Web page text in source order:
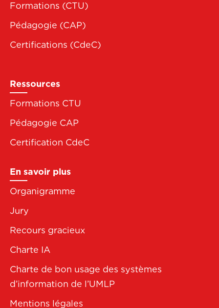
Formations (CTU)
Pédagogie (CAP)
Certifications (CdeC)
Ressources
Formations CTU
Pédagogie CAP
Certification CdeC
En savoir plus
Organigramme
Jury
Recours gracieux
Charte IA
Charte de bon usage des systèmes
d’information de l’UMLP
Mentions légales